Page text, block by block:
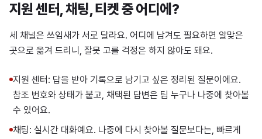
지원 센터, 채팅, 티켓 중 어디에?
세 채널은 쓰임새가 서로 달라요. 어디에 남겨도 필요하면 알맞은
곳으로 옮겨 드리니, 잘못 고를 걱정은 하지 않아도 돼요.
지원 센터: 답을 받아 기록으로 남기고 싶은 정리된 질문이에요.
참조 번호와 상태가 붙고, 채택된 답변은 팀 누구나 나중에 찾아볼
수 있어요.
채팅: 실시간 대화예요. 나중에 다시 찾아볼 질문보다는, 빠르게